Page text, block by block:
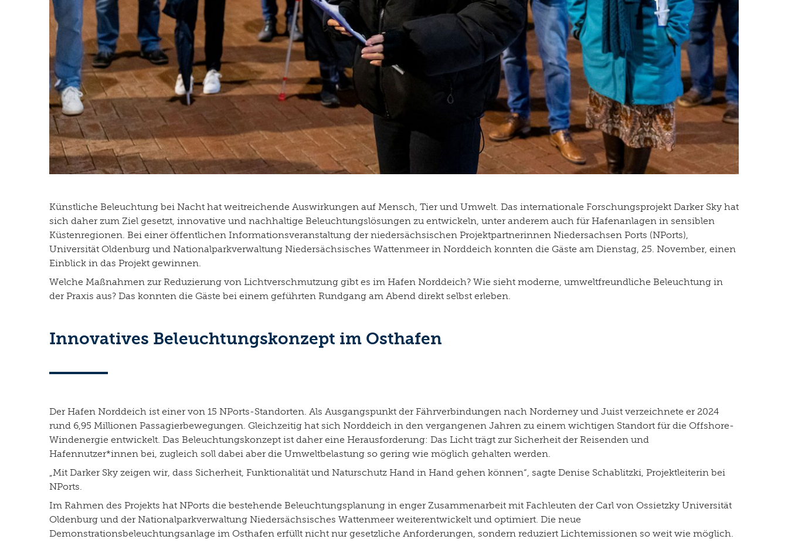
Künstliche Beleuchtung bei Nacht hat weitreichende Auswirkungen auf Mensch, Tier und Umwelt. Das internationale Forschungsprojekt Darker Sky hat
sich daher zum Ziel gesetzt, innovative und nachhaltige Beleuchtungslösungen zu entwickeln, unter anderem auch für Hafenanlagen in sensiblen
Küstenregionen. Bei einer öffentlichen Informationsveranstaltung der niedersächsischen Projektpartnerinnen Niedersachsen Ports (NPorts),
Universität Oldenburg und Nationalparkverwaltung Niedersächsisches Wattenmeer in Norddeich konnten die Gäste am Dienstag, 25. November, einen
Einblick in das Projekt gewinnen.
Welche Maßnahmen zur Reduzierung von Lichtverschmutzung gibt es im Hafen Norddeich? Wie sieht moderne, umweltfreundliche Beleuchtung in
der Praxis aus? Das konnten die Gäste bei einem geführten Rundgang am Abend direkt selbst erleben.
Innovatives Beleuchtungskonzept im Osthafen
Der Hafen Norddeich ist einer von 15 NPorts-Standorten. Als Ausgangspunkt der Fährverbindungen nach Norderney und Juist verzeichnete er 2024
rund 6,95 Millionen Passagierbewegungen. Gleichzeitig hat sich Norddeich in den vergangenen Jahren zu einem wichtigen Standort für die Offshore-
Windenergie entwickelt. Das Beleuchtungskonzept ist daher eine Herausforderung: Das Licht trägt zur Sicherheit der Reisenden und
Hafennutzer*innen bei, zugleich soll dabei aber die Umweltbelastung so gering wie möglich gehalten werden.
„Mit Darker Sky zeigen wir, dass Sicherheit, Funktionalität und Naturschutz Hand in Hand gehen können“, sagte Denise Schablitzki, Projektleiterin bei
NPorts.
Im Rahmen des Projekts hat NPorts die bestehende Beleuchtungsplanung in enger Zusammenarbeit mit Fachleuten der Carl von Ossietzky Universität
Oldenburg und der Nationalparkverwaltung Niedersächsisches Wattenmeer weiterentwickelt und optimiert. Die neue
Demonstrationsbeleuchtungsanlage im Osthafen erfüllt nicht nur gesetzliche Anforderungen, sondern reduziert Lichtemissionen so weit wie möglich.